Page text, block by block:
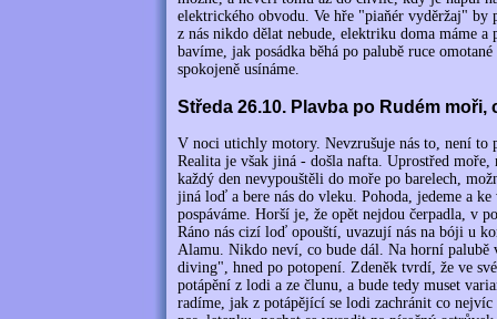
elektrického obvodu. Ve hře "piaňér vyděržaj"
z nás nikdo dělat nebude, elektriku doma máme
bavíme, jak posádka běhá po palubě ruce
spokojeně usínáme.
Středa 26.10. Plavba po Rudém
V noci utichly motory. Nevzrušuje nás to, není to
Realita je však jiná - došla nafta. Uprostřed
každý den nevypouštěli do moře po barelech,
jiná loď a bere nás do vleku. Pohoda, jedeme a
pospáváme. Horší je, že opět nejdou čerpadla, v
Ráno nás cizí loď opouští, uvazují nás na bóji u
Alamu. Nikdo neví, co bude dál. Na horní palubě
diving", hned po potopení. Zdeněk tvrdí, že ve
potápění z lodi a ze člunu, a bude tedy muset
radíme, jak z potápějící se lodi zachránit co